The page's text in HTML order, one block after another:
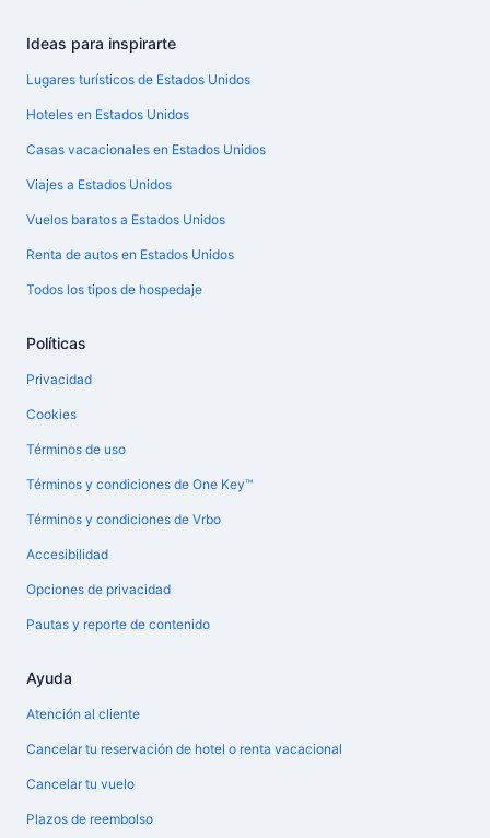
Ideas para inspirarte
Lugares turísticos de Estados Unidos
Hoteles en Estados Unidos
Casas vacacionales en Estados Unidos
Viajes a Estados Unidos
Vuelos baratos a Estados Unidos
Renta de autos en Estados Unidos
Todos los tipos de hospedaje
Políticas
Privacidad
Cookies
Términos de uso
Términos y condiciones de One Key™
Términos y condiciones de Vrbo
Accesibilidad
Opciones de privacidad
Pautas y reporte de contenido
Ayuda
Atención al cliente
Cancelar tu reservación de hotel o renta vacacional
Cancelar tu vuelo
Plazos de reembolso